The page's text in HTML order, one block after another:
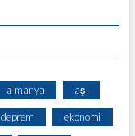
almanya aşı
deprem ekonomi